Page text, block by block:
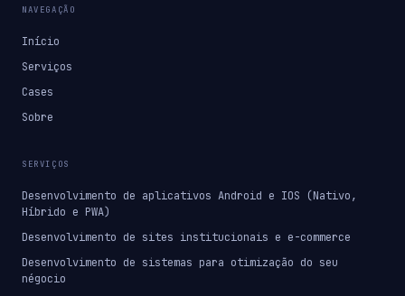
NAVEGAÇÃO
Início
Serviços
Cases
Sobre
SERVIÇOS
Desenvolvimento de aplicativos Android e IOS (Nativo,
Híbrido e PWA)
Desenvolvimento de sites institucionais e e-commerce
Desenvolvimento de sistemas para otimização do seu
négocio